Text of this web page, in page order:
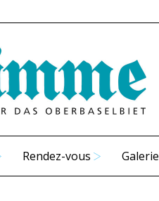
Rendez-vous Galerie